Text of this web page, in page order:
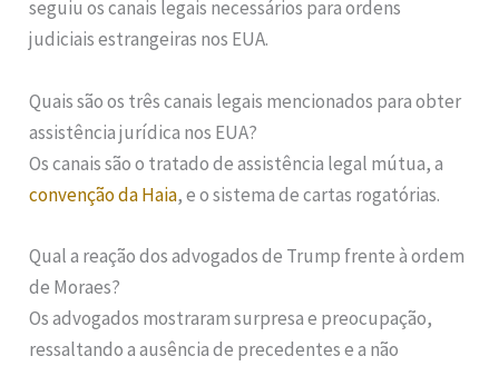
seguiu os canais legais necessários para ordens
judiciais estrangeiras nos EUA.
Quais são os três canais legais mencionados para obter
assistência jurídica nos EUA?
Os canais são o tratado de assistência legal mútua, a
convenção da Haia, e o sistema de cartas rogatórias.
Qual a reação dos advogados de Trump frente à ordem
de Moraes?
Os advogados mostraram surpresa e preocupação,
ressaltando a ausência de precedentes e a não